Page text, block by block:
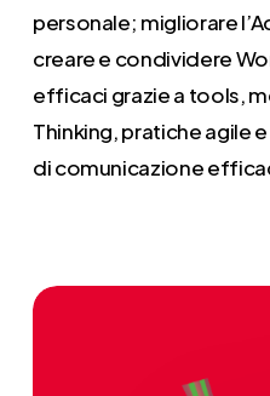
personale; migliorare l’
creare e condividere
efficaci grazie a tools,
Thinking, praticheagile
di comunicazione